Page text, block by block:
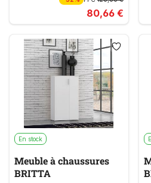
80,66 €
En stock
Meuble à chaussures
BRITTA